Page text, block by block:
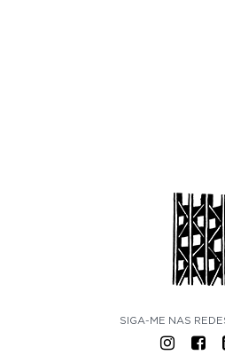
SIGA-ME NAS